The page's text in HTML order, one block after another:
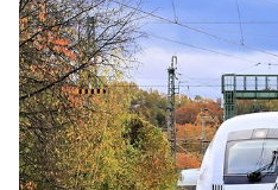
Klicken, um den folgenden